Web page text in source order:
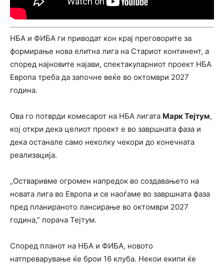
НБА и ФИБА ги приводат кон крај преговорите за
формирање нова елитна лига на Стариот континент, а
според најновите најави, спектакуларниот проект НБА
Европа треба да започне веќе во октомври 2027
година.
Ова го потврди комесарот на НБА лигата Марк Тејтум,
кој откри дека целиот проект е во завршната фаза и
дека останале само неколку чекори до конечната
реализација.
„Остваривме огромен напредок во создавањето на
новата лига во Европа и се наоѓаме во завршната фаза
пред планираното лансирање во октомври 2027
година,” порача Тејтум.
Според планот на НБА и ФИБА, новото
натпреварување ќе брои 16 клуба. Некои екипи ќе